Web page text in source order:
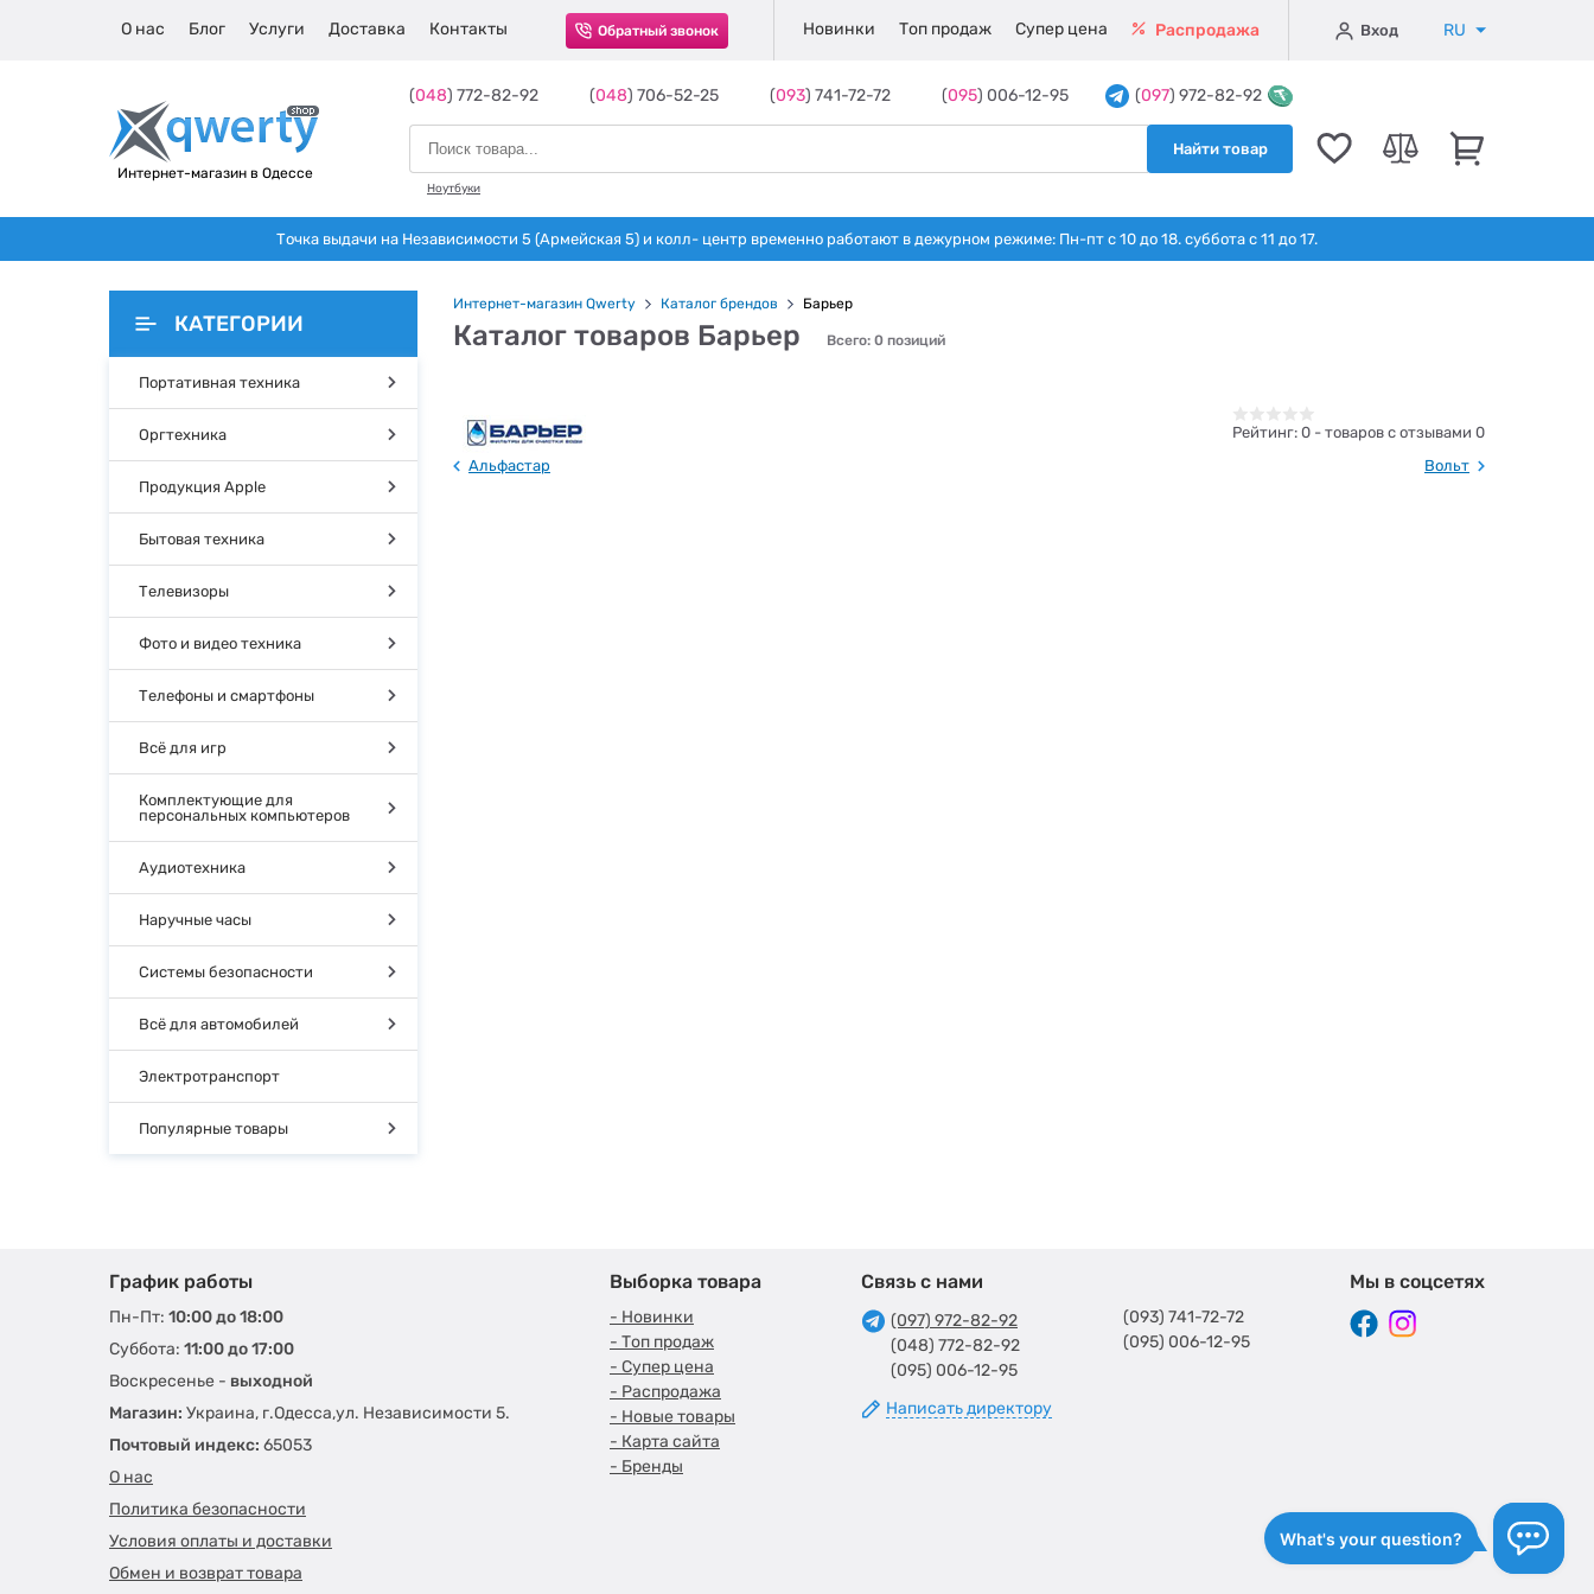
О нас Блог Услуги Доставка Контакты Обратный звонок Новинки Топ продаж Супер цена Распродажа Вход RU
Интернет-магазин в Одессе
(048) 772-82-92 (048) 706-52-25 (093) 741-72-72 (095) 006-12-95 (097) 972-82-92
Найти товар
Ноутбуки
Точка выдачи на Независимости 5 (Армейская 5) и колл- центр временно работают в дежурном режиме: Пн-пт с 10 до 18. суббота с 11 до 17.
КАТЕГОРИИ
Портативная техника
Оргтехника
Продукция Apple
Бытовая техника
Телевизоры
Фото и видео техника
Телефоны и смартфоны
Всё для игр
Комплектующие для
персональных компьютеров
Аудиотехника
Наручные часы
Системы безопасности
Всё для автомобилей
Электротранспорт
Популярные товары
Интернет-магазин Qwerty Каталог брендов Барьер
Каталог товаров Барьер Всего: 0 позиций
Рейтинг: 0 - товаров с отзывами 0
Альфастар
Вольт
График работы
Пн-Пт: 10:00 до 18:00
Суббота: 11:00 до 17:00
Воскресенье - выходной
Магазин: Украина, г.Одесса,ул. Независимости 5.
Почтовый индекс: 65053
О нас
Политика безопасности
Условия оплаты и доставки
Обмен и возврат товара
Выборка товара
- Новинки
- Топ продаж
- Супер цена
- Распродажа
- Новые товары
- Карта сайта
- Бренды
Связь с нами
(097) 972-82-92
(048) 772-82-92
(095) 006-12-95
Написать директору
(093) 741-72-72
(095) 006-12-95
Мы в соцсетях